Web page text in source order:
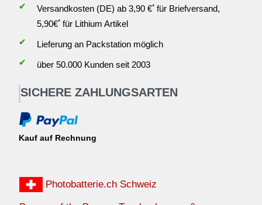
✔ Versandkosten (DE) ab 3,90 €*für Briefversand,
5,90€*für Lithium Artikel
✔
Lieferung an Packstation möglich
✔
über 50.000 Kunden seit 2003
SICHERE ZAHLUNGSARTEN
Kauf auf Rechnung
Photobatterie.ch Schweiz